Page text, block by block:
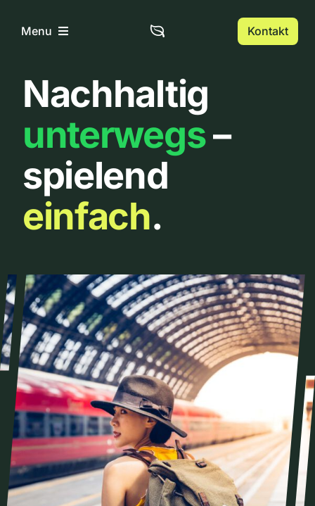
InhaltMenu
Home
Über uns
Urbanlist
Kontakt
Nachhaltig
unterwegs–
spielend
einfach.